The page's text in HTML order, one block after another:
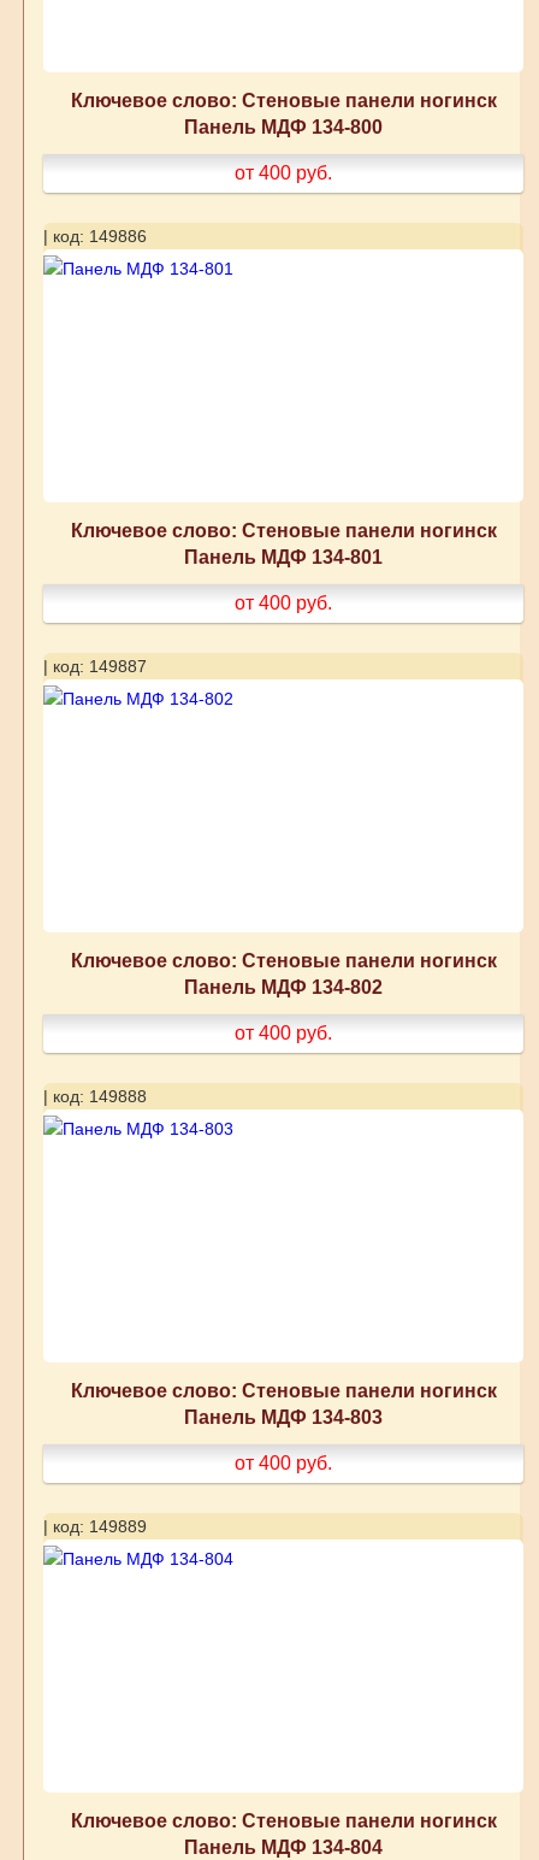
Ключевое слово: Стеновые панели ногинск
Панель МДФ 134-800
от 400 руб.
| код: 149886
Ключевое слово: Стеновые панели ногинск
Панель МДФ 134-801
от 400 руб.
| код: 149887
Ключевое слово: Стеновые панели ногинск
Панель МДФ 134-802
от 400 руб.
| код: 149888
Ключевое слово: Стеновые панели ногинск
Панель МДФ 134-803
от 400 руб.
| код: 149889
Ключевое слово: Стеновые панели ногинск
Панель МДФ 134-804